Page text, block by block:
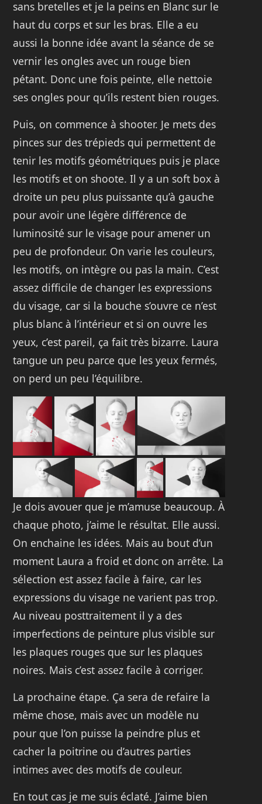
sans bretelles et je la peins en Blanc sur le
haut du corps et sur les bras. Elle a eu
aussi la bonne idée avant la séance de se
vernir les ongles avec un rouge bien
pétant. Donc une fois peinte, elle nettoie
ses ongles pour qu’ils restent bien rouges.
Puis, on commence à shooter. Je mets des
pinces sur des trépieds qui permettent de
tenir les motifs géométriques puis je place
les motifs et on shoote. Il y a un soft box à
droite un peu plus puissante qu’à gauche
pour avoir une légère différence de
luminosité sur le visage pour amener un
peu de profondeur. On varie les couleurs,
les motifs, on intègre ou pas la main. C’est
assez difficile de changer les expressions
du visage, car si la bouche s’ouvre ce n’est
plus blanc à l’intérieur et si on ouvre les
yeux, c’est pareil, ça fait très bizarre. Laura
tangue un peu parce que les yeux fermés,
on perd un peu l’équilibre.
Je dois avouer que je m’amuse beaucoup. À
chaque photo, j’aime le résultat. Elle aussi.
On enchaine les idées. Mais au bout d’un
moment Laura a froid et donc on arrête. La
sélection est assez facile à faire, car les
expressions du visage ne varient pas trop.
Au niveau posttraitement il y a des
imperfections de peinture plus visible sur
les plaques rouges que sur les plaques
noires. Mais c’est assez facile à corriger.
La prochaine étape. Ça sera de refaire la
même chose, mais avec un modèle nu
pour que l’on puisse la peindre plus et
cacher la poitrine ou d’autres parties
intimes avec des motifs de couleur.
En tout cas je me suis éclaté. J’aime bien